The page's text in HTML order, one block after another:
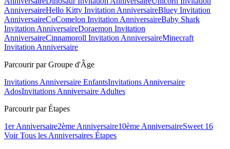
AnniversaireHello Kitty Invitation AnniversaireBluey Invitation
AnniversaireCoComelon Invitation AnniversaireBaby Shark
Invitation AnniversaireDoraemon Invitation
AnniversaireCinnamoroll Invitation AnniversaireMinecraft
Invitation Anniversaire
Parcourir par Groupe d'Âge
Invitations Anniversaire EnfantsInvitations Anniversaire
AdosInvitations Anniversaire Adultes
Parcourir par Étapes
1er Anniversaire2ème Anniversaire10ème AnniversaireSweet 16
Voir Tous les Anniversaires Étapes